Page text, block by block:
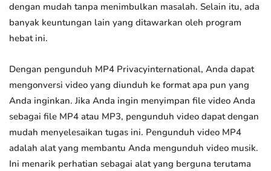
dengan mudah tanpa menimbulkan masalah. Selain itu, ada
banyak keuntungan lain yang ditawarkan oleh program
hebat ini.
Dengan pengunduh MP4 Privacyinternational, Anda dapat
mengonversi video yang diunduh ke format apa pun yang
Anda inginkan. Jika Anda ingin menyimpan file video Anda
sebagai file MP4 atau MP3, pengunduh video dapat dengan
mudah menyelesaikan tugas ini. Pengunduh video MP4
adalah alat yang membantu Anda mengunduh video musik.
Ini menarik perhatian sebagai alat yang berguna terutama